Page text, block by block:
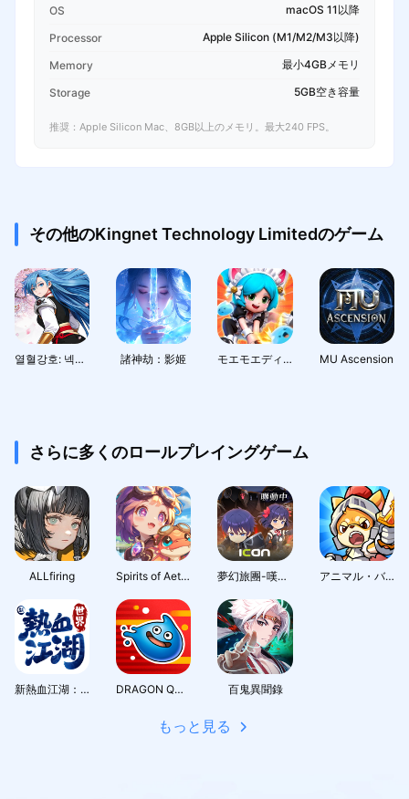
OS macOS 11以降
Processor Apple Silicon (M1/M2/M3以降)
Memory 最小4GBメモリ
Storage 5GB空き容量
推奨：Apple Silicon Mac、8GB以上のメモリ。最大240 FPS。
その他のKingnet Technology Limitedのゲーム
열혈강호: 넥스트 諸神劫：影姬 モエモエディフェンダーズ MU Ascension
さらに多くのロールプレイングゲーム
ALLfiring Spirits of Aetheria 夢幻旅團-嘆氣的亡靈想隱退聯動 アニマル・バスターズ
新熱血江湖：世界 DRAGON QUEST Smash/Grow 百鬼異聞錄
もっと見る